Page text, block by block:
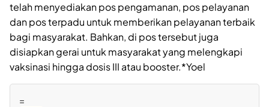
telah menyediakan pos pengamanan, pos pelayanan
dan pos terpadu untuk memberikan pelayanan terbaik
bagi masyarakat. Bahkan, di pos tersebut juga
disiapkan gerai untuk masyarakat yang melengkapi
vaksinasi hingga dosis III atau booster.*Yoel
=